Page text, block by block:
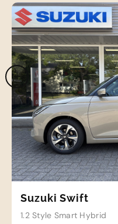
Suzuki Swift
1.2 Style Smart Hybrid